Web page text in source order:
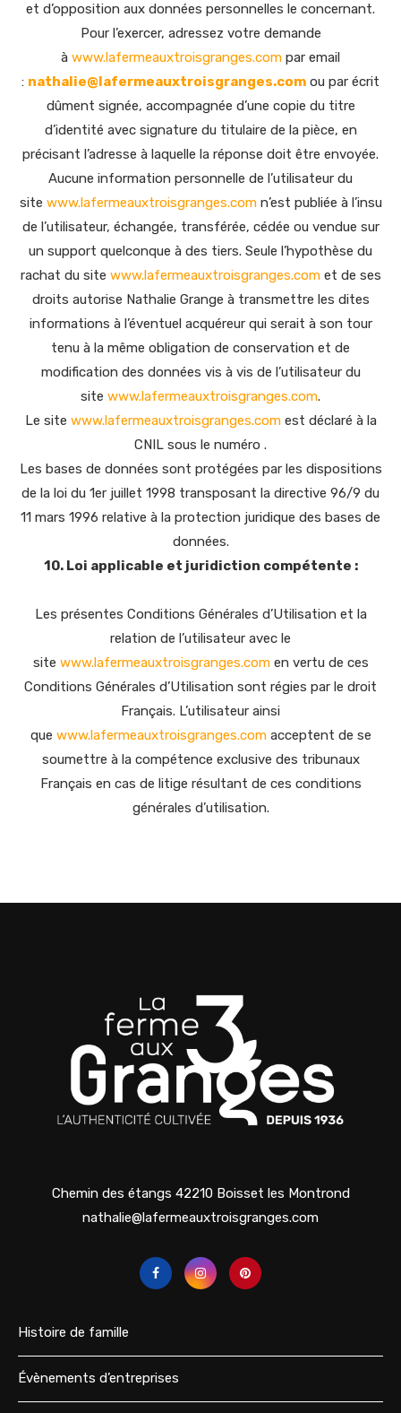
et d’opposition aux données personnelles le concernant.
Pour l’exercer, adressez votre demande
à www.lafermeauxtroisgranges.com par email
: nathalie@lafermeauxtroisgranges.com ou par écrit
dûment signée, accompagnée d’une copie du titre
d’identité avec signature du titulaire de la pièce, en
précisant l’adresse à laquelle la réponse doit être envoyée.
Aucune information personnelle de l’utilisateur du
site www.lafermeauxtroisgranges.comn’est publiée à l’insu
de l’utilisateur, échangée, transférée, cédée ou vendue sur
un support quelconque à des tiers. Seule l’hypothèse du
rachat du site www.lafermeauxtroisgranges.comet de ses
droits autorise Nathalie Grange à transmettre les dites
informations à l’éventuel acquéreur qui serait à son tour
tenu à la même obligation de conservation et de
modification des données vis à vis de l’utilisateur du
site www.lafermeauxtroisgranges.com.
Le site www.lafermeauxtroisgranges.comest déclaré à la
CNIL sous le numéro .
Les bases de données sont protégées par les dispositions
de la loi du 1er juillet 1998 transposant la directive 96/9 du
11 mars 1996 relative à la protection juridique des bases de
données.
10. Loi applicable et juridiction compétente :
Les présentes Conditions Générales d’Utilisation et la
relation de l’utilisateur avec le
site www.lafermeauxtroisgranges.comen vertu de ces
Conditions Générales d’Utilisation sont régies par le droit
Français. L’utilisateur ainsi
que www.lafermeauxtroisgranges.comacceptent de se
soumettre à la compétence exclusive des tribunaux
Français en cas de litige résultant de ces conditions
générales d’utilisation.
Chemin des étangs 42210 Boisset les Montrond
nathalie@lafermeauxtroisgranges.com
Histoire de famille
Évènements d’entreprises